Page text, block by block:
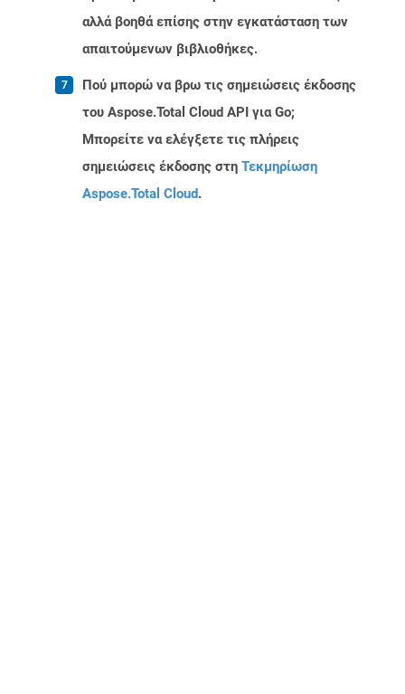
αλλά βοηθά επίσης στην εγκατάσταση των
απαιτούμενων βιβλιοθήκες.
Πού μπορώ να βρω τις σημειώσεις έκδοσης
του Aspose.Total Cloud API για Go;
Μπορείτε να ελέγξετε τις πλήρεις
σημειώσεις έκδοσης στη Τεκμηρίωση
Aspose.Total Cloud.